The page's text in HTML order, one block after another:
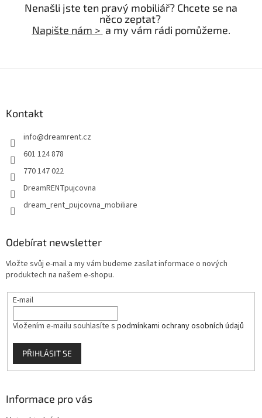
Nenašli jste ten pravý mobiliář? Chcete se na
něco zeptat?
Napište nám > a my vám rádi pomůžeme.
Kontakt
info@dreamrent.cz
601 124 878
770 147 022
DreamRENTpujcovna
dream_rent_pujcovna_mobiliare
Odebírat newsletter
Vložte svůj e-mail a my vám budeme zasílat informace o nových
produktech na našem e-shopu.
E-mail
Vložením e-mailu souhlasíte s podmínkami ochrany osobních údajů
PŘIHLÁSIT SE
Informace pro vás